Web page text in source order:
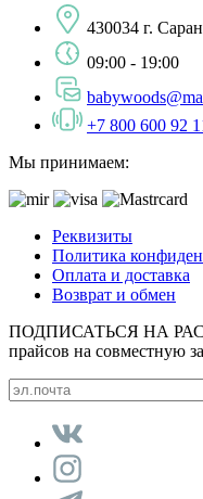
430034 г.
09:00 - 19:00
+7 800 600 92
Мы принимаем:
Реквизиты
Политика
Оплата и доставка
Возврат и обмен
ПОДПИСАТЬСЯ НА
прайсов на совместную